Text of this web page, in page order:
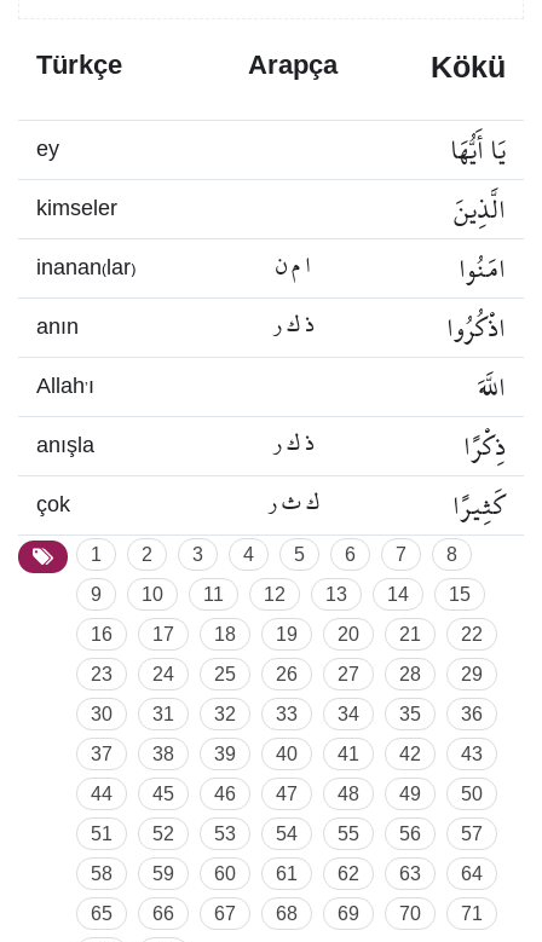
Türkçe Arapça Kökü
ey يَا أَيُّهَا
kimseler الَّذِينَ
inanan(lar) ا م ن امَنُوا
anın ذ ك ر اذْكُرُوا
Allah’ı اللَّهَ
anışla ذ ك ر ذِكْرًا
çok ك ث ر كَثِيرًا
1 2 3 4 5 6 7
8
9
10 11 12 13 14
15
16
17 18 19 20 21
22
23
24 25 26 27 28
29
30
31 32 33 34 35
36
37
38 39 40 41 42
43
44
45 46 47 48 49
50
51
52 53 54 55 56
57
58
59 60 61 62 63
64
65
66 67 68 69 70
71